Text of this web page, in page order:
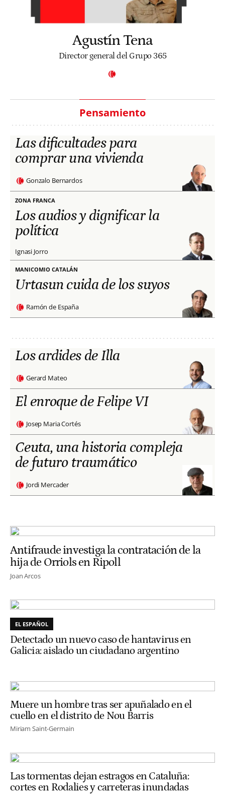
Agustín Tena
Director general del Grupo 365
Pensamiento
Las dificultades para
comprar una vivienda
Gonzalo Bernardos
ZONA FRANCA
Los audios y dignificar la
política
Ignasi Jorro
MANICOMIO CATALÁN
Urtasun cuida de los suyos
Ramón de España
Los ardides de Illa
Gerard Mateo
El enroque de Felipe VI
Josep Maria Cortés
Ceuta, una historia compleja
de futuro traumático
Jordi Mercader
Antifraude investiga la contratación de la
hija de Orriols en Ripoll
Joan Arcos
EL ESPAÑOL
Detectado un nuevo caso de hantavirus en
Galicia: aislado un ciudadano argentino
Muere un hombre tras ser apuñalado en el
cuello en el distrito de Nou Barris
Miriam Saint-Germain
Las tormentas dejan estragos en Cataluña:
cortes en Rodalies y carreteras inundadas